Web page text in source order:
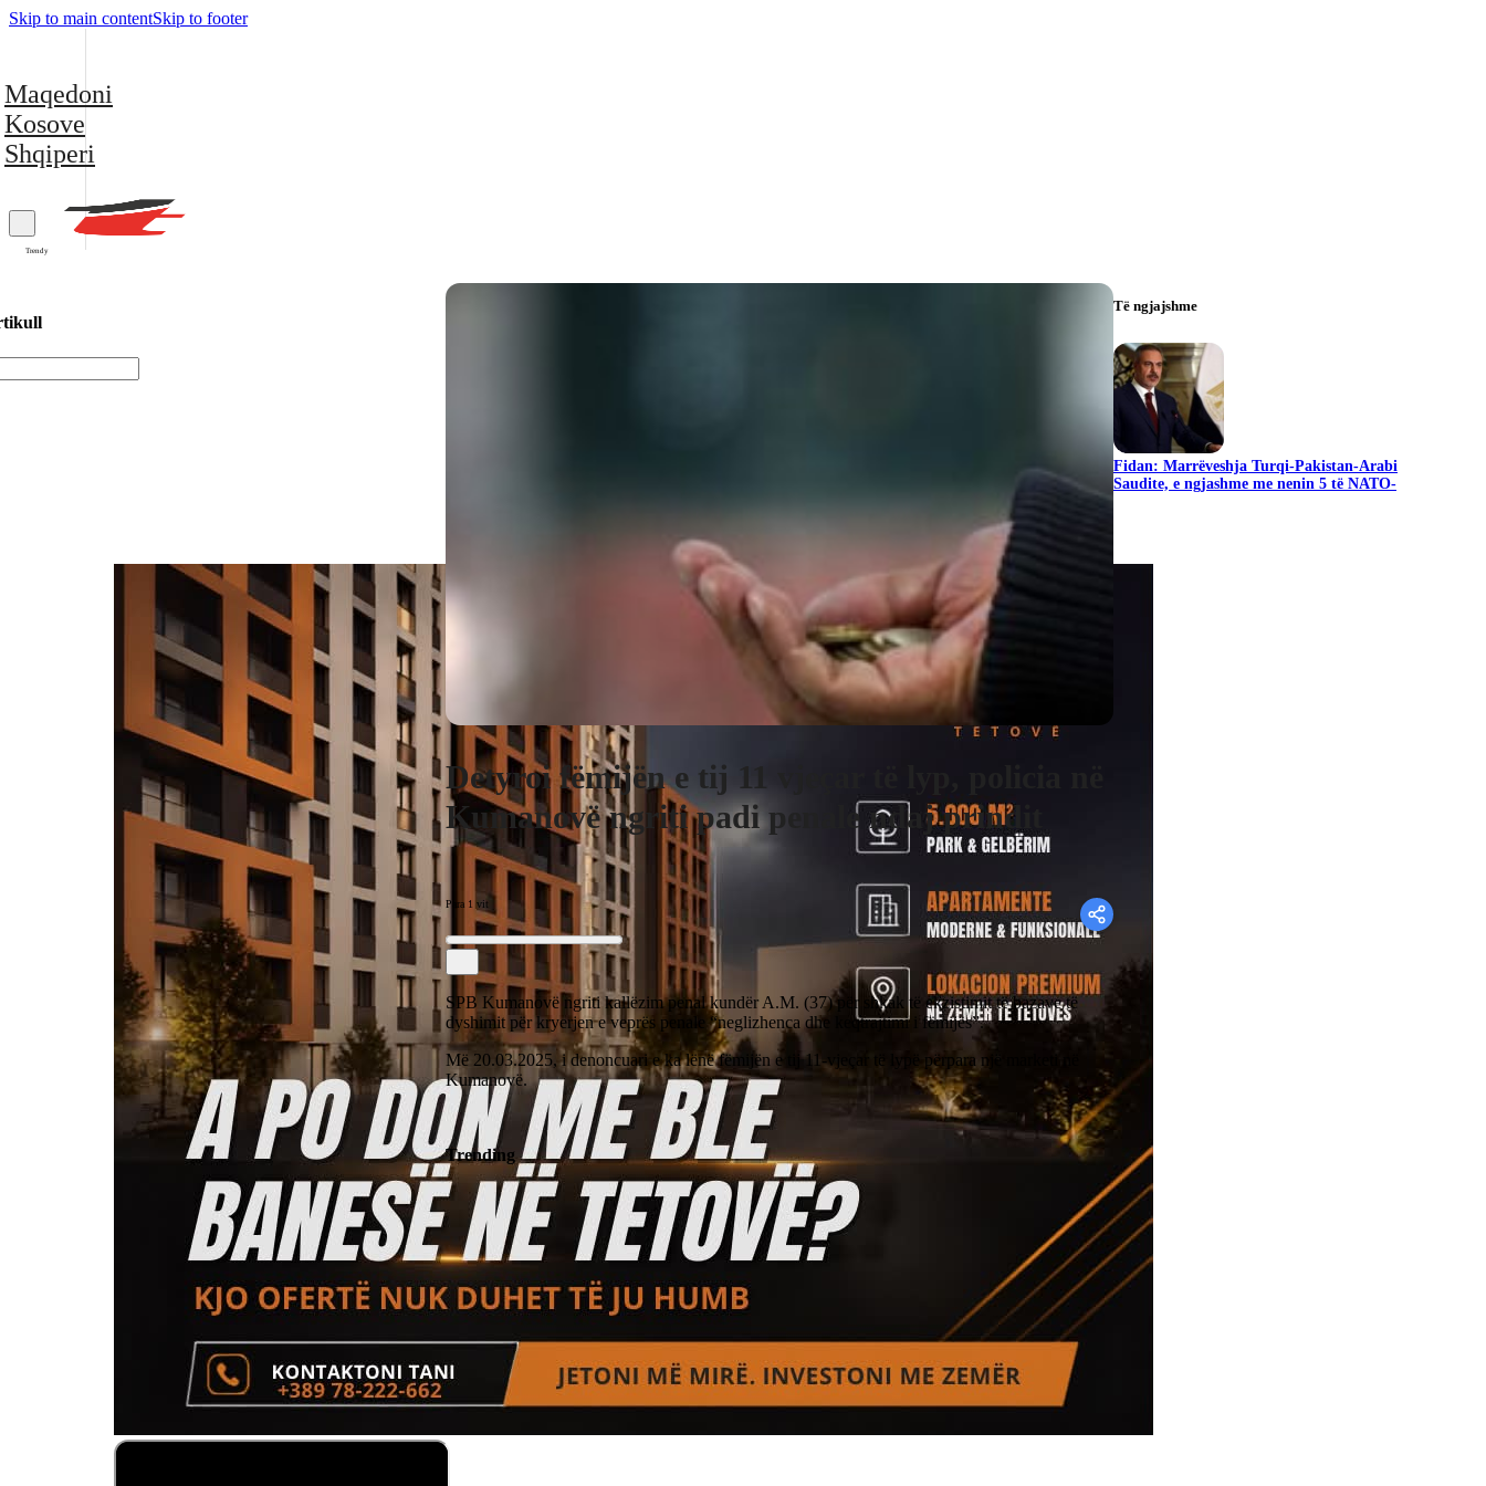
Skip to main contentSkip to footer
Maqedoni
Kosove
Shqiperi
Trendy
Detyroi fëmijën e tij 11 vjeçar të lyp, policia në
Kumanovë ngriti padi penale ndaj prindit
Para 1 vit
SPB Kumanovë ngriti kallëzim penal kundër A.M. (37) për shkak të ekzistimit të bazave të
dyshimit për kryerjen e veprës penale “neglizhenca dhe keqtrajtimi i fëmijës”.
Më 20.03.2025, i denoncuari e ka lënë fëmijën e tij 11-vjeçar të lypë përpara një marketi në
Kumanovë.
Trending
Të ngjajshme
Fidan: Marrëveshja Turqi-Pakistan-Arabi
Saudite, e ngjashme me nenin 5 të NATO-